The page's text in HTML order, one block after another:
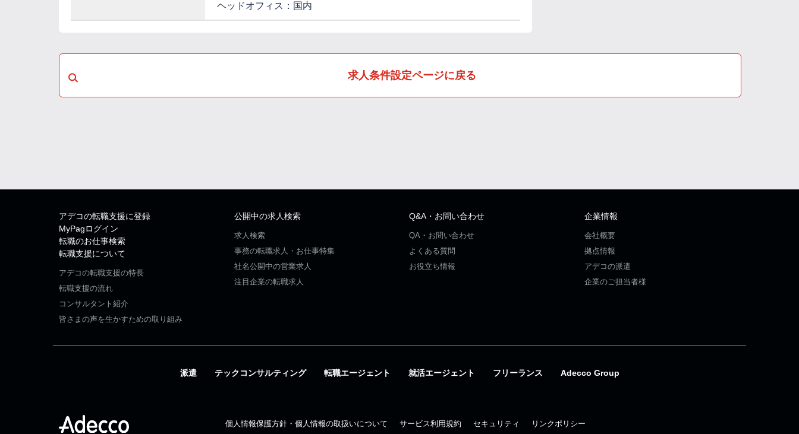
ヘッドオフィス：国内
求人条件設定ページに戻る
アデコの転職支援に登録
MyPagログイン
転職のお仕事検索
転職支援について
アデコの転職支援の特長
転職支援の流れ
コンサルタント紹介
皆さまの声を生かすための取り組み
公開中の求人検索
求人検索
事務の転職求人・お仕事特集
社名公開中の営業求人
注目企業の転職求人
Q&A・お問い合わせ
QA・お問い合わせ
よくある質問
お役立ち情報
企業情報
会社概要
拠点情報
アデコの派遣
企業のご担当者様
派遣 テックコンサルティング 転職エージェント 就活エージェント フリーランス Adecco Group
個人情報保護方針・個人情報の取扱いについて サービス利用規約 セキュリティ リンクポリシー